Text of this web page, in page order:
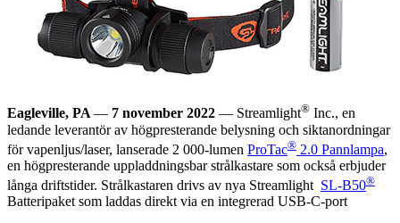
Eagleville, PA— 7 november 2022 — Streamlight® Inc., en
ledande leverantör av högpresterande belysning och siktanordningar
för vapenljus/laser, lanserade 2 000-lumen ProTac® 2.0 Pannlampa,
en högpresterande uppladdningsbar strålkastare som också erbjuder
långa driftstider. Strålkastaren drivs av nya Streamlight SL-B50®
Batteripaket som laddas direkt via en integrerad USB-C-port